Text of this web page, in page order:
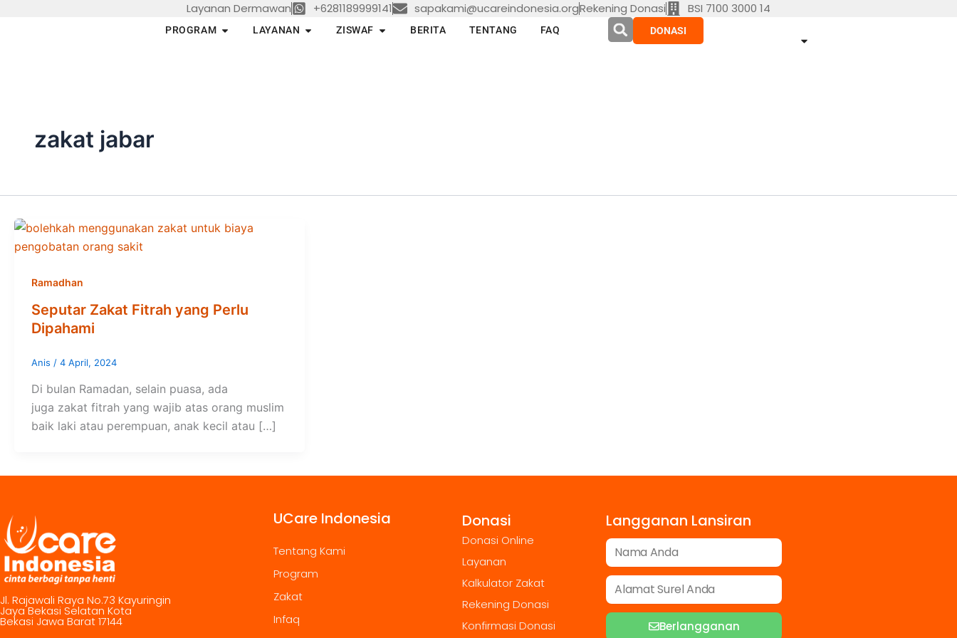
Layanan Dermawan +6281189999141 sapakami@ucareindonesia.orgRekening Donasi BSI 7100 3000 14
PROGRAM Open PROGRAM
LAYANAN Open LAYANAN
ZISWAF Open ZISWAF
BERITA TENTANG FAQ DONASI
zakat jabar
Ramadhan
Seputar Zakat Fitrah yang Perlu
Dipahami
Anis / 4 April, 2024
Di bulan Ramadan, selain puasa, ada
juga zakat fitrah yang wajib atas orang muslim
baik laki atau perempuan, anak kecil atau […]
Jl. Rajawali Raya No.73 Kayuringin
Jaya Bekasi Selatan Kota
Bekasi Jawa Barat 17144
UCare Indonesia
Tentang Kami
Program
Zakat
Infaq
Donasi
Donasi Online
Layanan
Kalkulator Zakat
Rekening Donasi
Konfirmasi Donasi
Langganan Lansiran
Berlangganan